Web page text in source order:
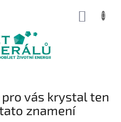
pro vás krystal ten
znamení